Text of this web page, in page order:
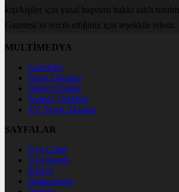
kişi/kişiler için yasal başvuru hakkı saklı
Gazetesi’ni tercih ettiğiniz için teşekkür ederiz.
MULTİMEDYA
Gazeteler
Hava Durumu
Haber Gönder
Namaz Vakitleri
TV Yayın Akışları
SAYFALAR
Üye Girişi
Üye Kaydı
Künye
Hakkımızda